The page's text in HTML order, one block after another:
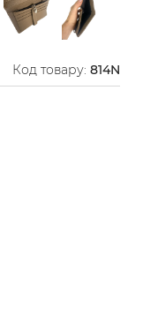
Код товару: 814N